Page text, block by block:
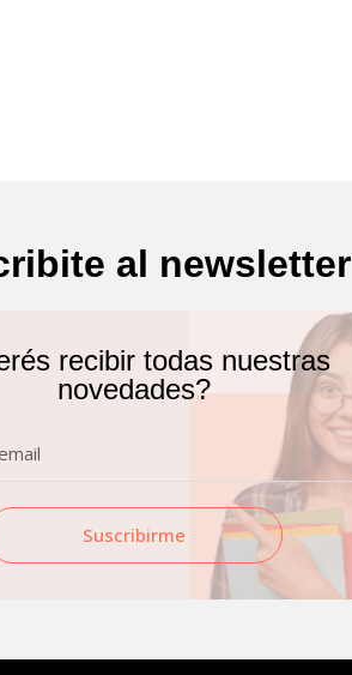
al newsletter
recibir todas nuestras
novedades?
Suscribirme